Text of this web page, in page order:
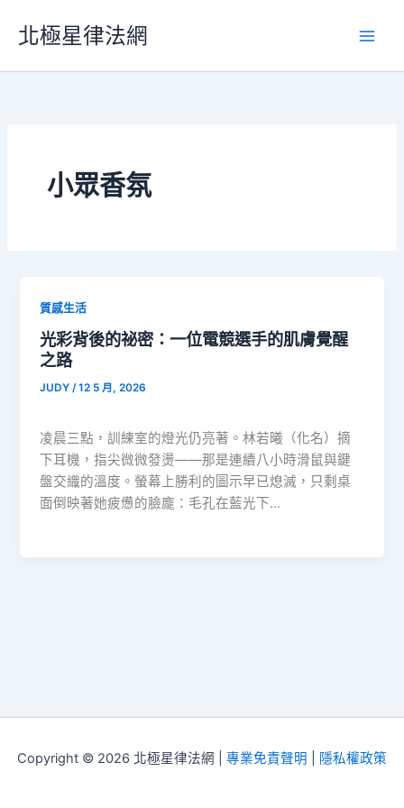
要
北極星律法網
小眾香氛
質感生活
光彩背後的祕密：一位電競選手的肌膚覺醒
之路
JUDY /12 5 月, 2026
凌晨三點，訓練室的燈光仍亮著。林若曦（化名）摘
下耳機，指尖微微發燙——那是連續八小時滑鼠與鍵
盤交織的溫度。螢幕上勝利的圖示早已熄滅，只剩桌
面倒映著她疲憊的臉龐：毛孔在藍光下…
Copyright © 2026 北極星律法網 | 專業免責聲明 隱私權政策